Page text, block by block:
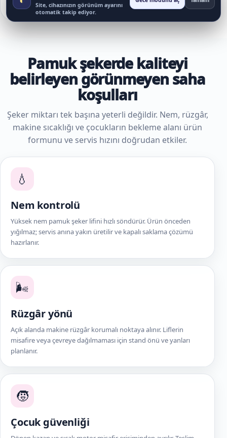
sayılmaz.
Pamuk şekerde kaliteyi
belirleyen görünmeyen saha
koşulları
Şeker miktarı tek başına yeterli değildir. Nem, rüzgâr,
makine sıcaklığı ve çocukların bekleme alanı ürün
formunu ve servis hızını doğrudan etkiler.
💧
Nem kontrolü
Yüksek nem pamuk şeker lifini hızlı söndürür. Ürün önceden
yığılmaz; servis anına yakın üretilir ve kapalı saklama çözümü
hazırlanır.
🌬️
Rüzgâr yönü
Açık alanda makine rüzgâr korumalı noktaya alınır. Liflerin
misafire veya çevreye dağılmaması için stand önü ve yanları
planlanır.
🧒
Çocuk güvenliği
Site, cihazınızın görünüm ayarını
otomatik takip ediyor.